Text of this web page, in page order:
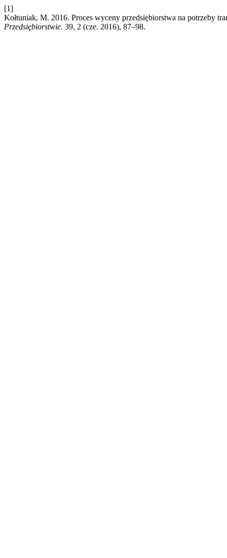
[1]
Kołtuniak, M. 2016. Proces wyceny przedsiębiorstwa na potrzeby
Przedsiębiorstwie. 39, 2 (cze. 2016), 87–98.